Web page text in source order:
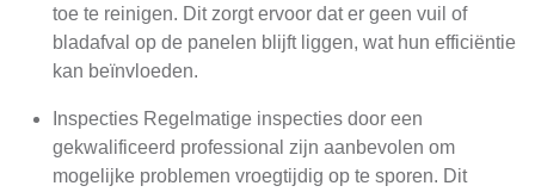
toe te reinigen. Dit zorgt ervoor dat er geen vuil of
bladafval op de panelen blijft liggen, wat hun efficiëntie
kan beïnvloeden.
Inspecties Regelmatige inspecties door een
gekwalificeerd professional zijn aanbevolen om
mogelijke problemen vroegtijdig op te sporen. Dit